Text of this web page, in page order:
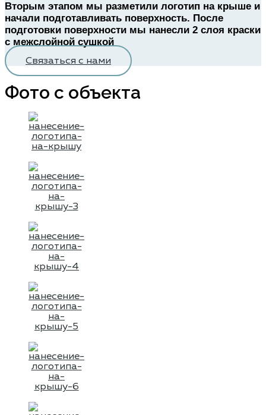
Вторым этапом мы разметили логотип на крыше и
начали подготавливать поверхность. После
подготовки поверхности мы нанесли 2 слоя краски
с межслойной сушкой
Связаться с нами
Фото с объекта